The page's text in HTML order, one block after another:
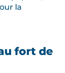
la
fort de